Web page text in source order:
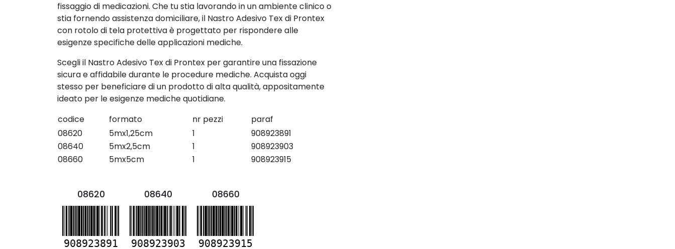
fissaggio di medicazioni. Che tu stia lavorando in un ambiente clinico o
stia fornendo assistenza domiciliare, il Nastro Adesivo Tex di Prontex
con rotolo di tela protettiva è progettato per rispondere alle
esigenze specifiche delle applicazioni mediche.
Scegli il Nastro Adesivo Tex di Prontex per garantire una fissazione
sicura e affidabile durante le procedure mediche. Acquista oggi
stesso per beneficiare di un prodotto di alta qualità, appositamente
ideato per le esigenze mediche quotidiane.
codice
formato nr pezzi
paraf
08620
5mx1,25cm 1
908923891
08640
5mx2,5cm 1
908923903
08660
5mx5cm 1 908923915
08620
908923891
08640
908923903
08660
908923915